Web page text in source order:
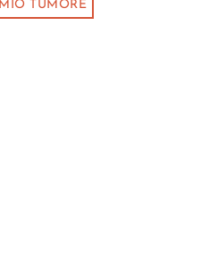
TUMORE